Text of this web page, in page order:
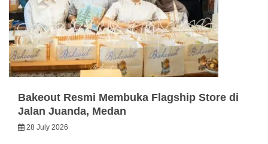
Bakeout Resmi Membuka Flagship Store di
Jalan Juanda, Medan
28 July 2026